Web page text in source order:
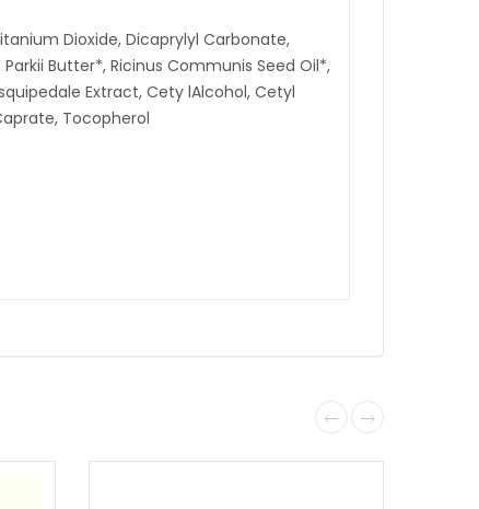
Dioxide, Dicaprylyl Carbonate,
Butter*, Ricinus Communis Seed Oil*,
Extract, Cety lAlcohol, Cetyl
Tocopherol